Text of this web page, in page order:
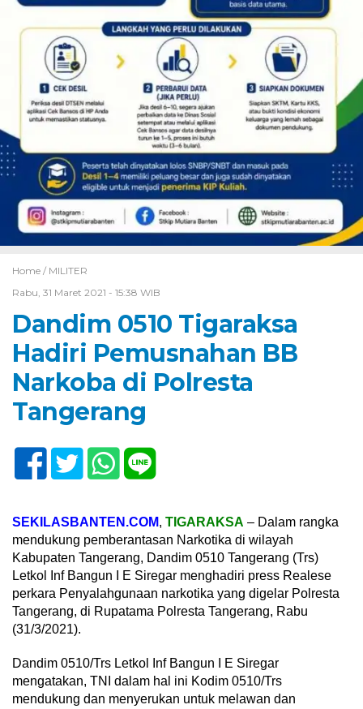
Home / MILITER
Rabu, 31 Maret 2021 - 15:38 WIB
Dandim 0510 Tigaraksa
Hadiri Pemusnahan BB
Narkoba di Polresta
Tangerang
SEKILASBANTEN.COM, TIGARAKSA – Dalam rangka
mendukung pemberantasan Narkotika di wilayah
Kabupaten Tangerang, Dandim 0510 Tangerang (Trs)
Letkol Inf Bangun I E Siregar menghadiri press Realese
perkara Penyalahgunaan narkotika yang digelar Polresta
Tangerang, di Rupatama Polresta Tangerang, Rabu
(31/3/2021).
Dandim 0510/Trs Letkol Inf Bangun I E Siregar
mengatakan, TNI dalam hal ini Kodim 0510/Trs
mendukung dan menyerukan untuk melawan dan